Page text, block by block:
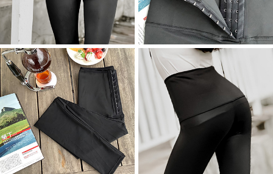
２．關於個人資料處理事宜，請瀏覽以下網址：
https://aftee.tw/terms/#terms3
３．未成年的使用者請事先徵得法定代理人或監護人之同意方可使用
「AFTEE先享後付」，若未經同意申辦者引起之損失，本公司不負相關責
任。
４．使用「AFTEE先享後付」時，將依據個別帳號之用戶狀況，依本公司即
時審查核予不同之上限額度；若仍有額度不足之情形，本公司將視審查結果
請求用戶進行身份認證。
５．嚴禁一人註冊多個帳號或使用他人資訊註冊。若發現惡意使用之情形，
恩沛科技股份有限公司將有權停止該用戶之使用額度並採取法律行動。